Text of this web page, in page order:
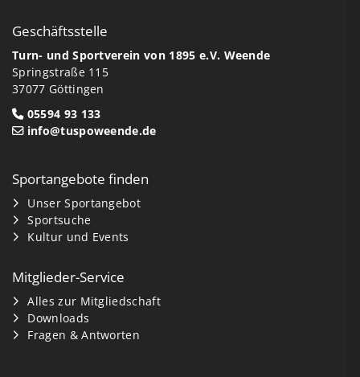
Geschäftsstelle
Turn- und Sportverein von 1895 e.V. Weende
Springstraße 115
37077 Göttingen
05594 93 133
info@tuspoweende.de
Sportangebote finden
Unser Sportangebot
Sportsuche
Kultur und Events
Mitglieder-Service
Alles zur Mitgliedschaft
Downloads
Fragen & Antworten